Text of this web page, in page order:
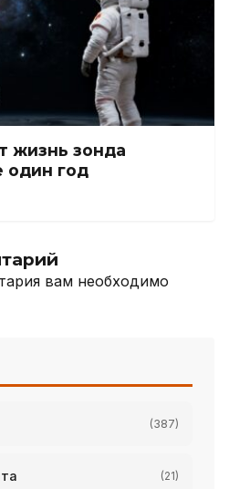
жизнь зонда
один год
вам необходимо
(387)
(21)